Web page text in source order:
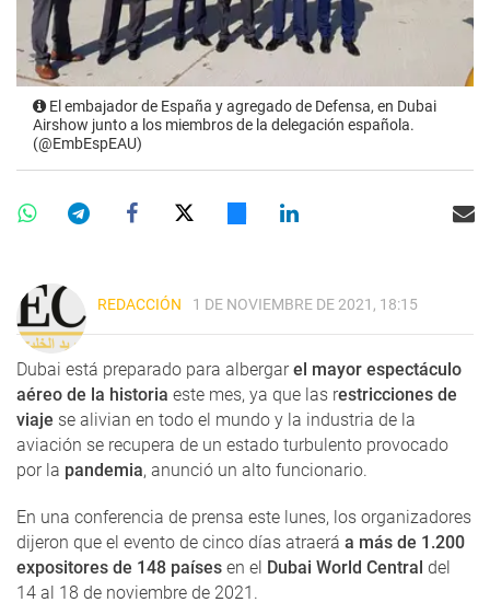
El embajador de España y agregado de Defensa, en Dubai
Airshow junto a los miembros de la delegación española.
(@EmbEspEAU)
REDACCIÓN 1 DE NOVIEMBRE DE 2021, 18:15
Dubai está preparado para albergarel mayor espectáculo
aéreo de la historia este mes, ya que las restricciones de
viaje se alivian en todo el mundo y la industria de la
aviación se recupera de un estado turbulento provocado
por la pandemia, anunció un alto funcionario.
En una conferencia de prensa este lunes, los organizadores
dijeron que el evento de cinco días atraerá a más de 1.200
expositores de 148 países en el Dubai World Central del
14 al 18 de noviembre de 2021.